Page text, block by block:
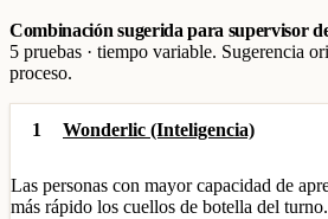
Combinación sugerida para supervisor
5 pruebas · tiempo variable. Sugerencia
proceso.
1 Wonderlic (Inteligencia)
Las personas con mayor capacidad de
más rápido los cuellos de botella del turno.